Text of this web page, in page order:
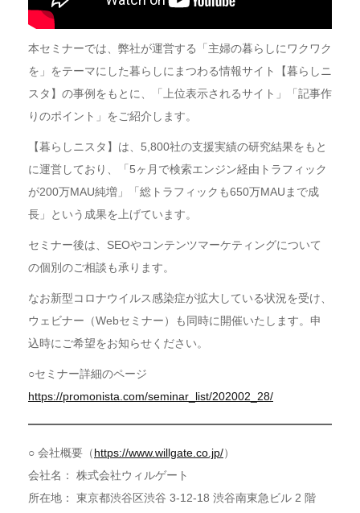
本セミナーでは、弊社が運営する「主婦の暮らしにワクワク
を」をテーマにした暮らしにまつわる情報サイト【暮らしニ
スタ】の事例をもとに、「上位表示されるサイト」「記事作
りのポイント」をご紹介します。
【暮らしニスタ】は、5,800社の支援実績の研究結果をもと
に運営しており、「5ヶ月で検索エンジン経由トラフィック
が200万MAU純増」「総トラフィックも650万MAUまで成
長」という成果を上げています。
セミナー後は、SEOやコンテンツマーケティングについて
の個別のご相談も承ります。
なお新型コロナウイルス感染症が拡大している状況を受け、
ウェビナー（Webセミナー）も同時に開催いたします。申
込時にご希望をお知らせください。
○セミナー詳細のページ
https://promonista.com/seminar_list/202002_28/
○ 会社概要（https://www.willgate.co.jp/）
会社名： 株式会社ウィルゲート
所在地： 東京都渋谷区渋谷 3-12-18 渋谷南東急ビル 2 階